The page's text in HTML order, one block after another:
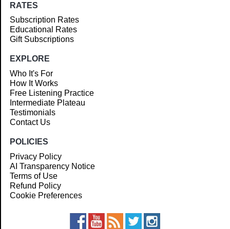
RATES
Subscription Rates
Educational Rates
Gift Subscriptions
EXPLORE
Who It's For
How It Works
Free Listening Practice
Intermediate Plateau
Testimonials
Contact Us
POLICIES
Privacy Policy
AI Transparency Notice
Terms of Use
Refund Policy
Cookie Preferences